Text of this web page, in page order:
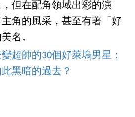
但在配角領域出彩的演
角的風采，甚至有著「好
名。
超帥的30個好萊塢男星：
黑暗的過去？